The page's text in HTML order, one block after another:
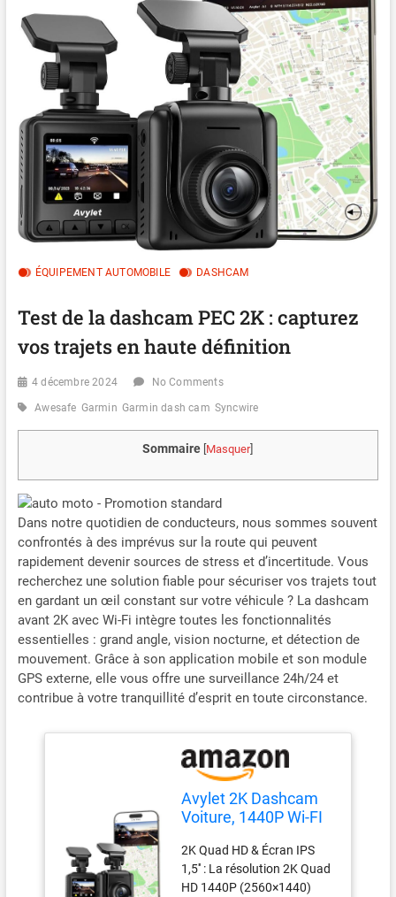
ÉQUIPEMENT AUTOMOBILE DASHCAM
Test de la dashcam PEC 2K : capturez
vos trajets en haute définition
4 décembre 2024 No Comments
Awesafe Garmin Garmin dash cam Syncwire
Sommaire Masquer]
Dans notre quotidien de conducteurs, nous sommes souvent
confrontés à des imprévus sur la route qui peuvent
rapidement devenir sources de stress et d’incertitude. Vous
recherchez une solution fiable pour sécuriser vos trajets tout
en gardant un œil constant sur votre véhicule ? La dashcam
avant 2K avec Wi-Fi intègre toutes les fonctionnalités
essentielles : grand angle, vision nocturne, et détection de
mouvement. Grâce à son application mobile et son module
GPS externe, elle vous offre une surveillance 24h/24 et
contribue à votre tranquillité d’esprit en toute circonstance.
Avylet 2K Dashcam
Voiture, 1440P Wi-FI
Voiture App, Mini
2K Quad HD & Écran IPS
1,5'' : La résolution 2K Quad
HD 1440P (2560×1440)